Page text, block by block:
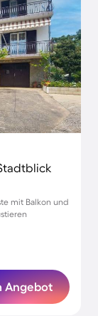
mit Balkon und
Angebot